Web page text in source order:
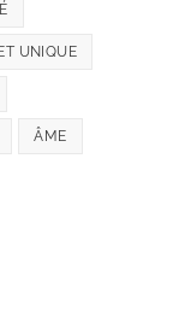
UNIQUE
ÂME